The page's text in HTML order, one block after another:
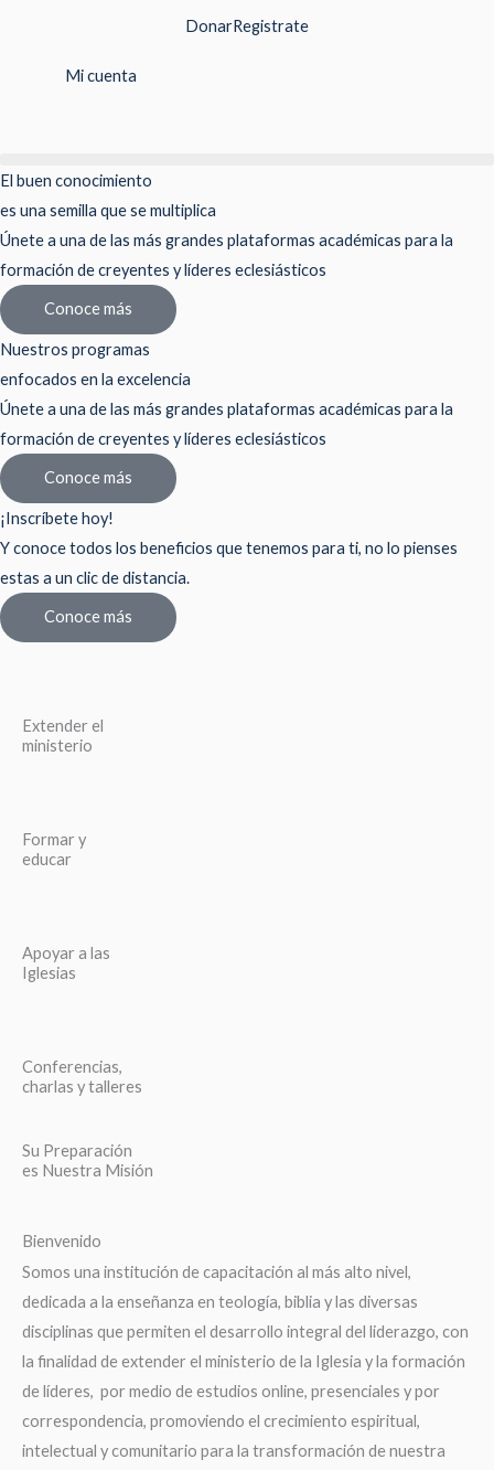
contenido
DonarRegistrate
Mi cuenta
El buen conocimiento
es una semilla que se multiplica
Únete a una de las más grandes plataformas académicas para la
formación de creyentes y líderes eclesiásticos
Conoce más
Nuestros programas
enfocados en la excelencia
Únete a una de las más grandes plataformas académicas para la
formación de creyentes y líderes eclesiásticos
Conoce más
¡Inscríbete hoy!
Y conoce todos los beneficios que tenemos para ti, no lo pienses
estas a un clic de distancia.
Conoce más
Extender el
ministerio
Formar y
educar
Apoyar a las
Iglesias
Conferencias,
charlas y talleres
Su Preparación
es Nuestra Misión
Bienvenido
Somos una institución de capacitación al más alto nivel,
dedicada a la enseñanza en teología, biblia y las diversas
disciplinas que permiten el desarrollo integral del liderazgo, con
la finalidad de extender el ministerio de la Iglesia y la formación
de líderes, por medio de estudios online, presenciales y por
correspondencia, promoviendo el crecimiento espiritual,
intelectual y comunitario para la transformación de nuestra